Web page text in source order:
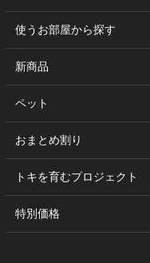
使うお部屋から探す
新商品
ペット
おまとめ割り
トキを育むプロジェクト
特別価格